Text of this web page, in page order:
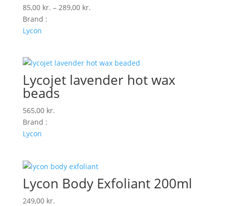
85,00 kr. – 289,00 kr.Prisinterval:
Brand :
Lycon
Lycojet lavender hot wax
beads
565,00 kr.
Brand :
Lycon
Lycon Body Exfoliant 200ml
249,00 kr.